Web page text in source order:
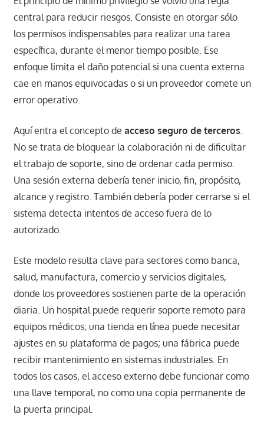
central para reducir riesgos. Consiste en otorgar sólo
los permisos indispensables para realizar una tarea
específica, durante el menor tiempo posible. Ese
enfoque limita el daño potencial si una cuenta externa
cae en manos equivocadas o si un proveedor comete un
error operativo.
Aquí entra el concepto de acceso seguro de terceros
No se trata de bloquear la colaboración ni de dificultar
el trabajo de soporte, sino de ordenar cada permiso.
Una sesión externa debería tener inicio, fin, propósito,
alcance y registro. También debería poder cerrarse si el
sistema detecta intentos de acceso fuera de lo
autorizado.
Este modelo resulta clave para sectores como banca,
salud, manufactura, comercio y servicios digitales,
donde los proveedores sostienen parte de la operación
diaria. Un hospital puede requerir soporte remoto para
equipos médicos; una tienda en línea puede necesitar
ajustes en su plataforma de pagos; una fábrica puede
recibir mantenimiento en sistemas industriales. En
todos los casos, el acceso externo debe funcionar como
una llave temporal, no como una copia permanente de
la puerta principal.